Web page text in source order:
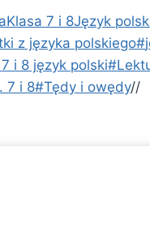
Klasa 7 i 8Język
z języka polskiego#
i 8 język polski#
7 i 8#Tędy i owędy//